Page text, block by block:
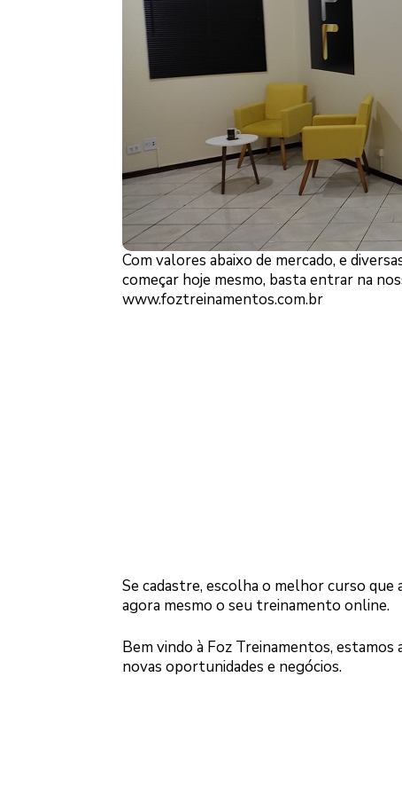
Com valores abaixo de mercado, e
começar hoje mesmo, basta entrar na
www.foztreinamentos.com.br
Se cadastre, escolha o melhor curso que
agora mesmo o seu treinamento online.
Bem vindo à Foz Treinamentos,
novas oportunidades e negócios.